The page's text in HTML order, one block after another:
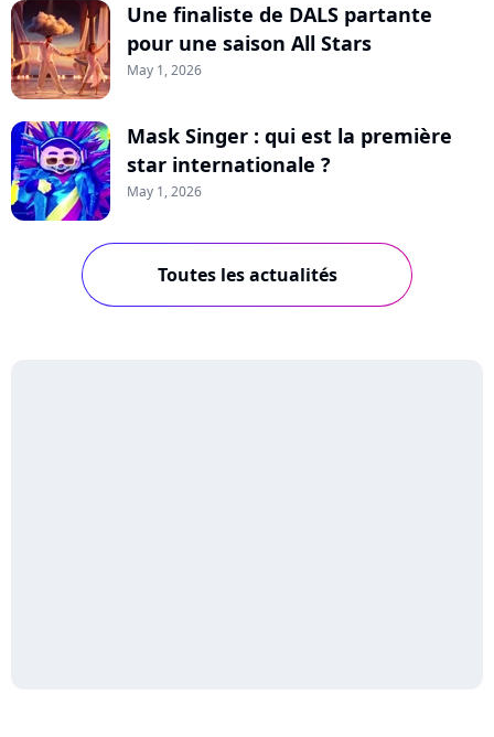
Une finaliste de DALS partante
pour une saison All Stars
May 1, 2026
Mask Singer : qui est la première
star internationale ?
May 1, 2026
Toutes les actualités